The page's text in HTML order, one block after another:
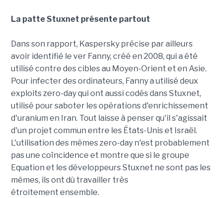
La patte Stuxnet présente partout
Dans son rapport, Kaspersky précise par ailleurs
avoir identifié le ver Fanny, créé en 2008, qui a été
utilisé contre des cibles au Moyen-Orient et en Asie.
Pour infecter des ordinateurs, Fanny a utilisé deux
exploits zero-day qui ont aussi codés dans Stuxnet,
utilisé pour saboter les opérations d'enrichissement
d'uranium en Iran. Tout laisse à penser qu'il s'agissait
d'un projet commun entre les États-Unis et Israël.
L'utilisation des mêmes zero-day n'est probablement
pas une coïncidence et montre que si le groupe
Equation et les développeurs Stuxnet ne sont pas les
mêmes, ils ont dû travailler très
étroitement ensemble.